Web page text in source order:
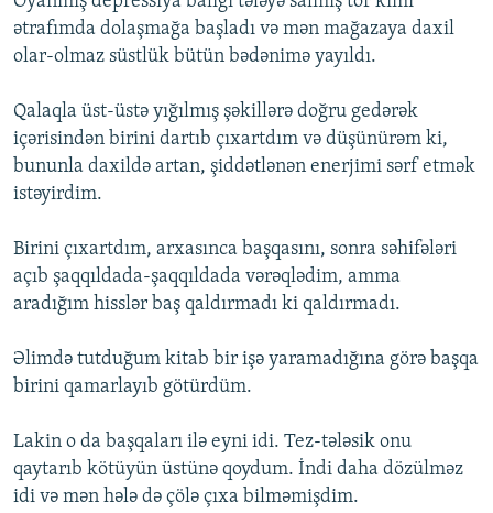
ətrafımda dolaşmağa başladı və mən mağazaya daxil
olar-olmaz süstlük bütün bədənimə yayıldı.
Qalaqla üst-üstə yığılmış şəkillərə doğru gedərək
içərisindən birini dartıb çıxartdım və düşünürəm ki,
bununla daxildə artan, şiddətlənən enerjimi sərf etmək
istəyirdim.
Birini çıxartdım, arxasınca başqasını, sonra səhifələri
açıb şaqqıldada-şaqqıldada vərəqlədim, amma
aradığım hisslər baş qaldırmadı ki qaldırmadı.
Əlimdə tutduğum kitab bir işə yaramadığına görə başqa
birini qamarlayıb götürdüm.
Lakin o da başqaları ilə eyni idi. Tez-tələsik onu
qaytarıb kötüyün üstünə qoydum. İndi daha dözülməz
idi və mən hələ də çölə çıxa bilməmişdim.